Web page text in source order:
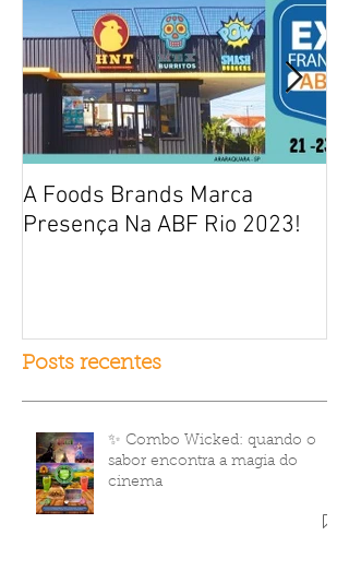
A Foods Brands Marca
Presença Na ABF Rio 2023!
Posts recentes
✨ Combo Wicked: quando o
sabor encontra a magia do
cinema